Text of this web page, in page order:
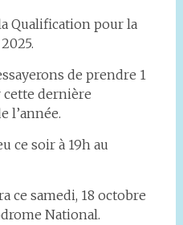
Qualification pour la
de prendre 1
cette dernière
l’année.
ce soir à 19h au
ce samedi, 18 octobre
National.